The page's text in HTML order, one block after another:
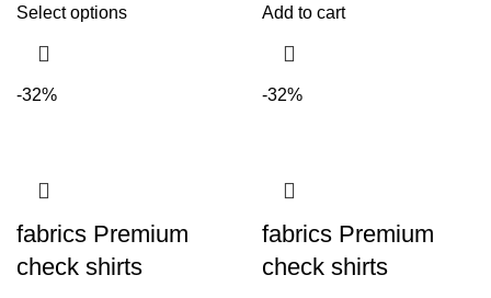
Select options Add to cart
-32%
fabrics Premium
check shirts
-32%
fabrics Premium
check shirts